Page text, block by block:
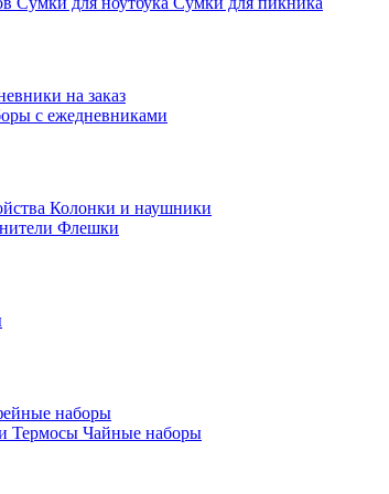
на заказ
с ежедневниками
Колонки и наушники
Флешки
наборы
Термосы Чайные наборы